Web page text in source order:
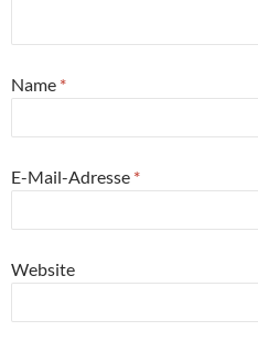
Name *
E-Mail-Adresse *
Website